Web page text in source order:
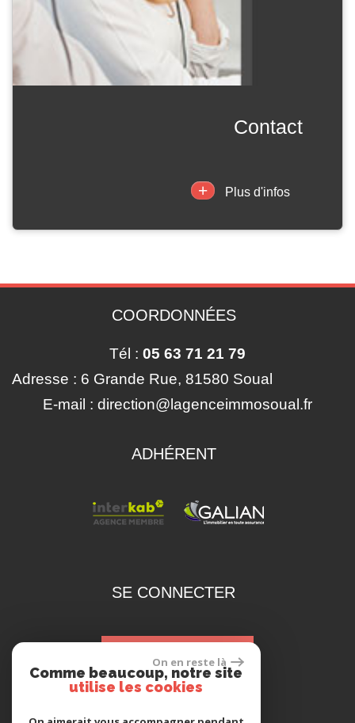
contact
+ Plus d'infos
COORDONNÉES
Tél : 05 63 71 21 79
E-mail : direction@lagenceimmosoual.fr
Adresse : 6 Grande Rue, 81580 Soual
ADHÉRENT
SE CONNECTER
On en reste là
Comme beaucoup, notre site
utilise les cookies